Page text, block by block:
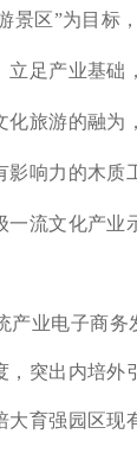
景区”为目标
立足产业基础
化旅游的融为
影响力的木质
一流文化产业
产业电子商务
，突出内培外
大育强园区现